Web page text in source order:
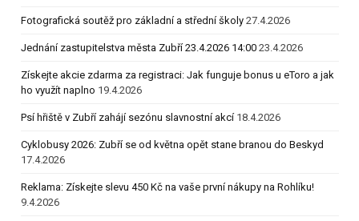
Fotografická soutěž pro základní a střední školy 27.4.2026
Jednání zastupitelstva města Zubří 23.4.2026 14:00 23.4.2026
Získejte akcie zdarma za registraci: Jak funguje bonus u eToro a jak
ho využít naplno 19.4.2026
Psí hřiště v Zubří zahájí sezónu slavnostní akcí 18.4.2026
Cyklobusy 2026: Zubří se od května opět stane branou do Beskyd
17.4.2026
Reklama: Získejte slevu 450 Kč na vaše první nákupy na Rohlíku!
9.4.2026